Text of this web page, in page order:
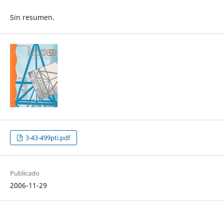
Sin resumen.
3-43-499pti.pdf
Publicado
2006-11-29